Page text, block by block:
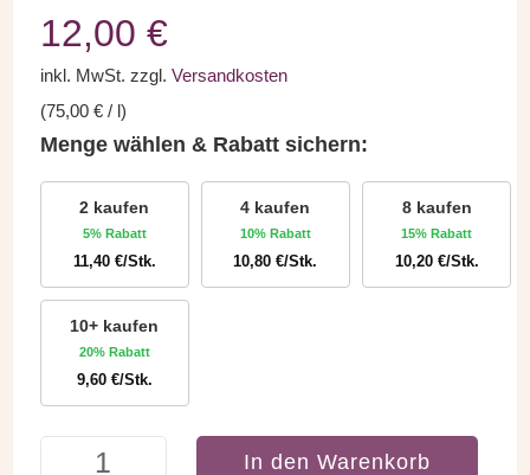
12,00 €
inkl. MwSt. zzgl. Versandkosten
(75,00 €/ l)
Menge wählen & Rabatt sichern:
2 kaufen
5% Rabatt
11,40 €/Stk.
4 kaufen
10% Rabatt
10,80€/Stk.
8 kaufen
15% Rabatt
10,20 €/Stk.
10+ kaufen
20% Rabatt
9,60 €/Stk.
Weihnachtsgeschenk
In den Warenkorb